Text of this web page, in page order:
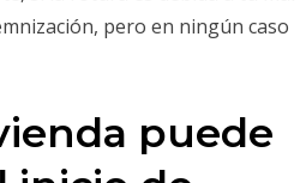
pero en ningún caso
puede